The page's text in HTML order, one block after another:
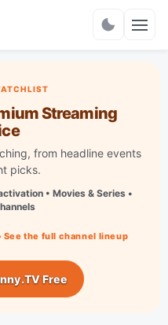
Streaming
from headline events
picks.
• Movies & Series •
• See the full channel lineup
Free